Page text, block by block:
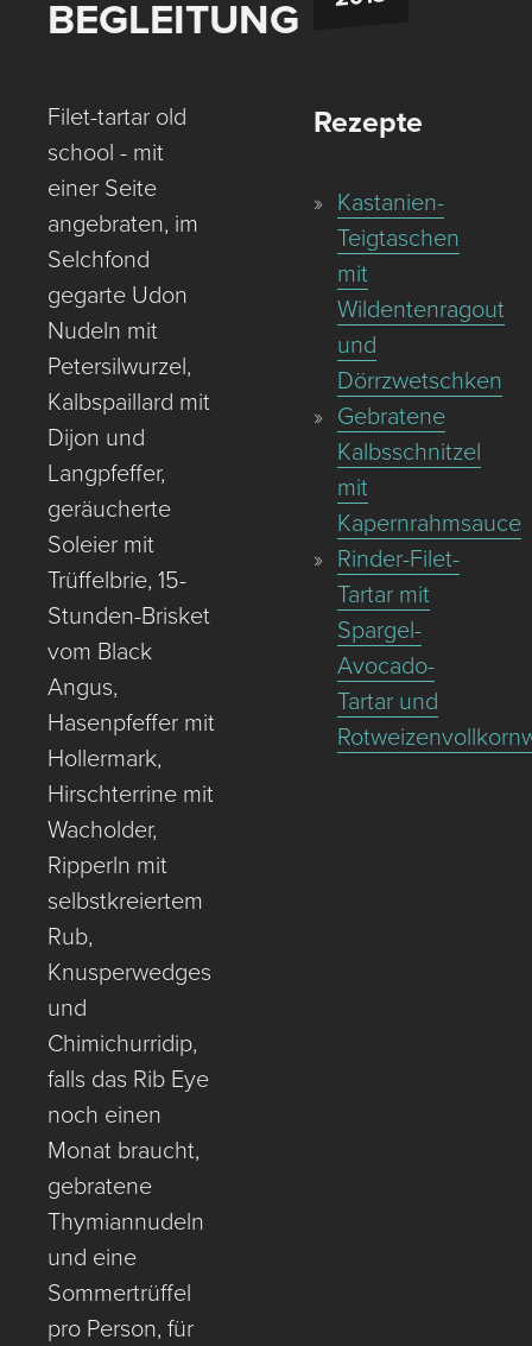
BEGLEITUNG
Filet-tartar old
school - mit
einer Seite
angebraten, im
Selchfond
gegarte Udon
Nudeln mit
Petersilwurzel,
Kalbspaillard mit
Dijon und
Langpfeffer,
geräucherte
Soleier mit
Trüffelbrie, 15-
Stunden-Brisket
vom Black
Angus,
Hasenpfeffer mit
Hollermark,
Hirschterrine mit
Wacholder,
Ripperln mit
selbstkreiertem
Rub,
Knusperwedges
und
Chimichurridip,
falls das Rib Eye
noch einen
Monat braucht,
gebratene
Thymiannudeln
und eine
Sommertrüffel
pro Person, für
Rezepte
Kastanien-
Teigtaschen
mit
Wildentenragout
und
Dörrzwetschken
Gebratene
Kalbsschnitzel
mit
Kapernrahmsauce
Rinder-Filet-
Tartar mit
Spargel-
Avocado-
Tartar und